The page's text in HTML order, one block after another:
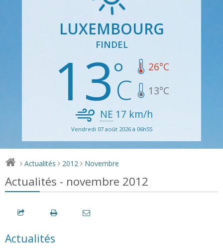
LUXEMBOURG
FINDEL
13 26°C
13°C
NE 17 km/h
Vendredi 07 août 2026 à 06h55
> Actualités > 2012 > Novembre
Actualités - novembre 2012
Actualités